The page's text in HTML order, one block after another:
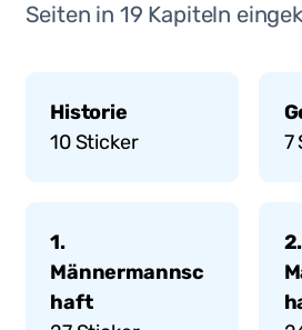
Seiten in 19 Kapiteln
Historie
10Sticker
7
1.
Männermannsc
haft
2.